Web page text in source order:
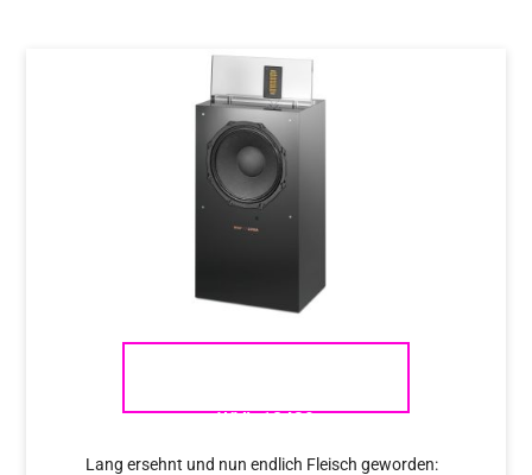
WVL 12439
Lang ersehnt und nun endlich Fleisch geworden: